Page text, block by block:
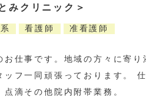
みクリニック＞
看護師
准看護師
仕事です。地域の方々に寄り
ッフ一同頑張っております。
滴その他院内附帯業務。